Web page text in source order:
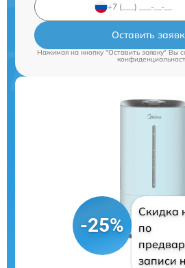
Оставить
Нажимая на кнопку "Оставить заявку" Вы
-25%
Скидка
по
записи